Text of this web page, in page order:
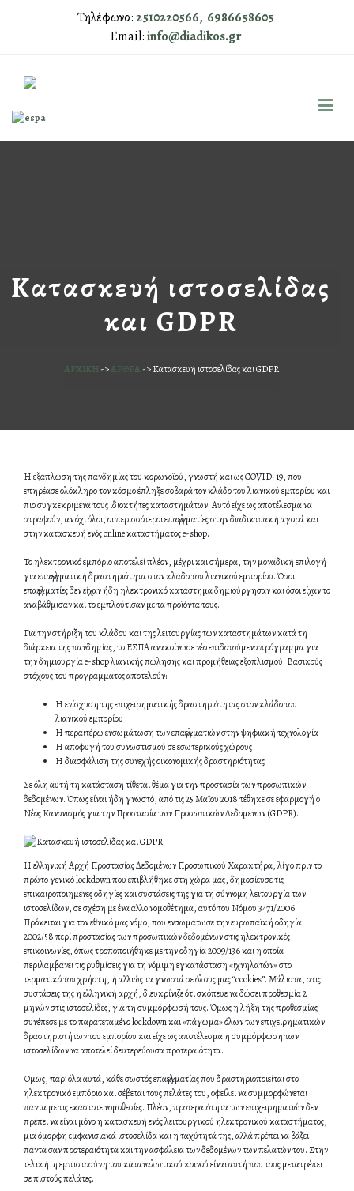
Τηλέφωνο:2510220566, 6986658605
Email:info@diadikos.gr
Κατασκευή ιστοσελίδας
και GDPR
ΑΡΧΙΚΗ->ΑΡΘΡΑ ->Κατασκευή ιστοσελίδας και GDPR
Η εξάπλωση της πανδημίας του κορωνοϊού, γνωστή και ως COVID-19, που
επηρέασε ολόκληρο τον κόσμο έπληξε σοβαρά τον κλάδο του λιανικού εμπορίου και
πιο συγκεκριμένα τους ιδιοκτήτες καταστημάτων. Αυτό είχε ως αποτέλεσμα να
στραφούν, αν όχι όλοι, οι περισσότεροι επαγγελματίες στην διαδικτυακή αγορά και
στην κατασκευή ενός online καταστήματος e-shop.
Το ηλεκτρονικό εμπόριο αποτελεί πλέον, μέχρι και σήμερα, την μοναδική επιλογή
για επαγγελματική δραστηριότητα στον κλάδο του λιανικού εμπορίου. Όσοι
επαγγελματίες δεν είχαν ήδη ηλεκτρονικό κατάστημα δημιούργησαν και όσοι είχαν το
αναβάθμισαν και το εμπλούτισαν με τα προϊόντα τους.
Για την στήριξη του κλάδου και της λειτουργίας των καταστημάτων κατά τη
διάρκεια της πανδημίας, το ΕΣΠΑ ανακοίνωσε νέο επιδοτούμενο πρόγραμμα για
την δημιουργία e-shop λιανικής πώλησης και προμήθειας εξοπλισμού. Βασικούς
στόχους του προγράμματος αποτελούν:
Η ενίσχυση της επιχειρηματικής δραστηριότητας στον κλάδο του
λιανικού εμπορίου
Η περαιτέρω ενσωμάτωση των επαγγελματιών στην ψηφιακή τεχνολογία
Η αποφυγή του συνωστισμού σε εσωτερικούς χώρους
Η διασφάλιση της συνεχής οικονομικής δραστηριότητας
Σε όλη αυτή τη κατάσταση τίθεται θέμα για την προστασία των προσωπικών
δεδομένων. Όπως είναι ήδη γνωστό, από τις 25 Μαΐου 2018 τέθηκε σε εφαρμογή ο
Νέος Κανονισμός για την Προστασία των Προσωπικών Δεδομένων (GDPR).
Η ελληνική Αρχή Προστασίας Δεδομένων Προσωπικού Χαρακτήρα, λίγο πριν το
πρώτο γενικό lockdown που επιβλήθηκε στη χώρα μας, δημοσίευσε τις
επικαιροποιημένες οδηγίες και συστάσεις της για τη σύννομη λειτουργία των
ιστοσελίδων, σε σχέση με ένα άλλο νομοθέτημα, αυτό του Νόμου 3471/2006.
Πρόκειται για τον εθνικό μας νόμο, που ενσωμάτωσε την ευρωπαϊκή οδηγία
2002/58 περί προστασίας των προσωπικών δεδομένων στις ηλεκτρονικές
επικοινωνίες, όπως τροποποιήθηκε με την οδηγία 2009/136 και η οποία
περιλαμβάνει τις ρυθμίσεις για τη νόμιμη εγκατάσταση «ιχνηλατών» στο
τερματικό του χρήστη, ή αλλιώς τα γνωστά σε όλους μας “cookies”. Μάλιστα, στις
συστάσεις της η ελληνική αρχή, διευκρίνιζε ότι σκόπευε να δώσει προθεσμία 2
μηνών στις ιστοσελίδες, για τη συμμόρφωσή τους. Όμως η λήξη της προθεσμίας
συνέπεσε με το παρατεταμένο lockdown και «πάγωμα» όλων των επιχειρηματικών
δραστηριοτήτων του εμπορίου και είχε ως αποτέλεσμα η συμμόρφωση των
ιστοσελίδων να αποτελεί δευτερεύουσα προτεραιότητα.
Όμως, παρ’ όλα αυτά, κάθε σωστός επαγγελματίας που δραστηριοποιείται στο
ηλεκτρονικό εμπόριο και σέβεται τους πελάτες του, οφείλει να συμμορφώνεται
πάντα με τις εκάστοτε νομοθεσίες. Πλέον, προτεραιότητα των επιχειρηματιών δεν
πρέπει να είναι μόνο η κατασκευή ενός λειτουργικού ηλεκτρονικού καταστήματος,
μια όμορφη εμφανισιακά ιστοσελίδα και η ταχύτητά της, αλλά πρέπει να βάζει
πάντα σαν προτεραιότητα και την ασφάλεια των δεδομένων των πελατών του. Στην
τελική η εμπιστοσύνη του καταναλωτικού κοινού είναι αυτή που τους μετατρέπει
σε πιστούς πελάτες.